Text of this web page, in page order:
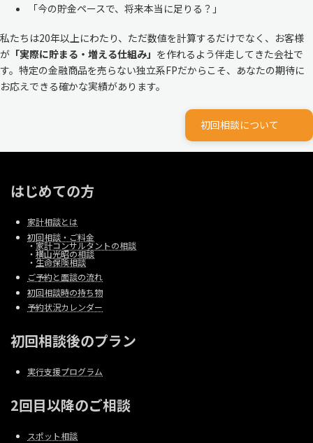
「今の貯金ペースで、将来本当に足りる？」
私たちは20年以上にわたり、ただ数値を計算するだけでなく、お客様
が 「実際に貯まる・増える仕組み」 を作れるよう伴走してきた会社で
す。特定の金融商品を売らない独立系FPだからこそ、あなたの期待に
お応えできる確かな実績があります。
初回相談について
はじめての方
家計相談とは
初回相談・ご料金
・家計コンサルタントの相談
・ 横山光昭の相談
・ 生命保険相談
ご予約と面談の流れ
初回相談時の持ち物
予約状況カレンダー
初回相談後のプラン
実行支援プログラム
2回目以降のご相談
スポット相談